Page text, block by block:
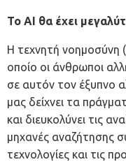
Το AI θα έχει
Η τεχνητή νοημοσύνη
οποίο οι άνθρωποι
σε αυτόν τον έξυπνο
μας δείχνει τα
και διευκολύνει τις
μηχανές αναζήτησης
τεχνολογίες και τις